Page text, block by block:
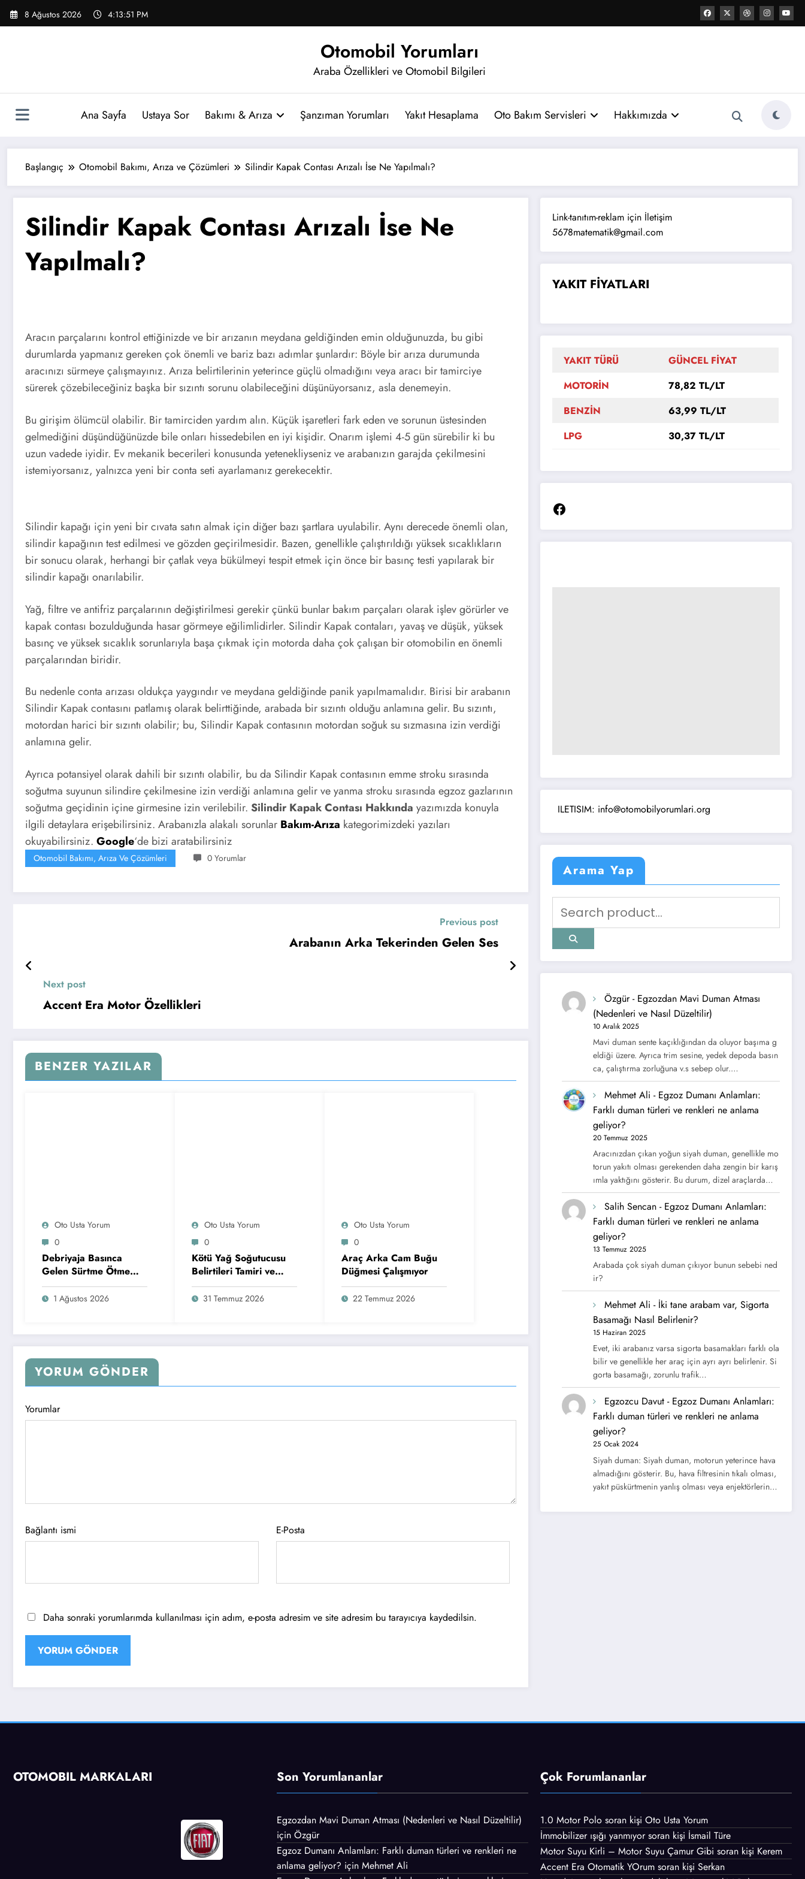
İçeriğe
atla
8 Ağustos 2026 4:13:51 PM
Otomobil Yorumları
Araba Özellikleri ve Otomobil Bilgileri
Ana Sayfa Ustaya Sor Bakımı & Arıza Şanzıman Yorumları Yakıt Hesaplama Oto Bakım Servisleri Hakkımızda
Başlangıç Otomobil Bakımı, Arıza ve Çözümleri Silindir Kapak Contası Arızalı İse Ne Yapılmalı?
Silindir Kapak Contası Arızalı İse Ne
Yapılmalı?
Aracın parçalarını kontrol ettiğinizde ve bir arızanın meydana geldiğinden emin olduğunuzda, bu gibi
durumlarda yapmanız gereken çok önemli ve bariz bazı adımlar şunlardır: Böyle bir arıza durumunda
aracınızı sürmeye çalışmayınız. Arıza belirtilerinin yeterince güçlü olmadığını veya aracı bir tamirciye
sürerek çözebileceğiniz başka bir sızıntı sorunu olabileceğini düşünüyorsanız, asla denemeyin.
Bu girişim ölümcül olabilir. Bir tamirciden yardım alın. Küçük işaretleri fark eden ve sorunun üstesinden
gelmediğini düşündüğünüzde bile onları hissedebilen en iyi kişidir. Onarım işlemi 4-5 gün sürebilir ki bu
uzun vadede iyidir. Ev mekanik becerileri konusunda yetenekliyseniz ve arabanızın garajda çekilmesini
istemiyorsanız, yalnızca yeni bir conta seti ayarlamanız gerekecektir.
Silindir kapağı için yeni bir cıvata satın almak için diğer bazı şartlara uyulabilir. Aynı derecede önemli olan,
silindir kapağının test edilmesi ve gözden geçirilmesidir. Bazen, genellikle çalıştırıldığı yüksek sıcaklıkların
bir sonucu olarak, herhangi bir çatlak veya bükülmeyi tespit etmek için önce bir basınç testi yapılarak bir
silindir kapağı onarılabilir.
Yağ, filtre ve antifriz parçalarının değiştirilmesi gerekir çünkü bunlar bakım parçaları olarak işlev görürler ve
kapak contası bozulduğunda hasar görmeye eğilimlidirler. Silindir Kapak contaları, yavaş ve düşük, yüksek
basınç ve yüksek sıcaklık sorunlarıyla başa çıkmak için motorda daha çok çalışan bir otomobilin en önemli
parçalarından biridir.
Bu nedenle conta arızası oldukça yaygındır ve meydana geldiğinde panik yapılmamalıdır. Birisi bir arabanın
Silindir Kapak contasını patlamış olarak belirttiğinde, arabada bir sızıntı olduğu anlamına gelir. Bu sızıntı,
motordan harici bir sızıntı olabilir; bu, Silindir Kapak contasının motordan soğuk su sızmasına izin verdiği
anlamına gelir.
Ayrıca potansiyel olarak dahili bir sızıntı olabilir, bu da Silindir Kapak contasının emme stroku sırasında
soğutma suyunun silindire çekilmesine izin verdiği anlamına gelir ve yanma stroku sırasında egzoz gazlarının
soğutma geçidinin içine girmesine izin verilebilir. Silindir Kapak Contası Hakkında yazımızda konuyla
ilgili detaylara erişebilirsiniz. Arabanızla alakalı sorunlar Bakım-Arıza kategorimizdeki yazıları
okuyabilirsiniz. Google‘de bizi aratabilirsiniz
Otomobil Bakımı, Arıza Ve Çözümleri 0 Yorumlar
Previous post
Arabanın Arka Tekerinden Gelen Ses
Next post
Accent Era Motor Özellikleri
BENZER YAZILAR
Oto Usta Yorum
0
Debriyaja Basınca
Gelen Sürtme Ötme
Sesi
1 Ağustos 2026
Oto Usta Yorum
0
Kötü Yağ Soğutucusu
Belirtileri Tamiri ve
Değişim Zaman
31 Temmuz 2026
Oto Usta Yorum
0
Araç Arka Cam Buğu
Düğmesi Çalışmıyor
22 Temmuz 2026
YORUM GÖNDER
Yorumlar
Bağlantı ismi E-Posta
Daha sonraki yorumlarımda kullanılması için adım, e-posta adresim ve site adresim bu tarayıcıya kaydedilsin.
Link-tanıtım-reklam için İletişim
5678matematik@gmail.com
YAKIT FİYATLARI
YAKIT TÜRÜ
GÜNCEL FİYAT
MOTORİN
78,82 TL/LT
BENZİN
63,99 TL/LT
LPG
30,37 TL/LT
Facebook
ILETISIM: info@otomobilyorumlari.org
Arama Yap
Özgür- Egzozdan Mavi Duman Atması
(Nedenleri ve Nasıl Düzeltilir)
10 Aralık 2025
Mavi duman sente kaçıklığından da oluyor başıma g
eldiği üzere. Ayrıca trim sesine, yedek depoda basın
ca, çalıştırma zorluğuna v.s sebep olur.…
Mehmet Ali - Egzoz Dumanı Anlamları:
Farklı duman türleri ve renkleri ne anlama
geliyor?
20 Temmuz 2025
Aracınızdan çıkan yoğun siyah duman, genellikle mo
torun yakıtı olması gerekenden daha zengin bir karış
ımla yaktığını gösterir. Bu durum, dizel araçlarda…
Salih Sencan - Egzoz Dumanı Anlamları:
Farklı duman türleri ve renkleri ne anlama
geliyor?
13 Temmuz 2025
Arabada çok siyah duman çıkıyor bunun sebebi ned
ir?
Mehmet Ali - İki tane arabam var, Sigorta
Basamağı Nasıl Belirlenir?
15 Haziran 2025
Evet, iki arabanız varsa sigorta basamakları farklı ola
bilir ve genellikle her araç için ayrı ayrı belirlenir. Si
gorta basamağı, zorunlu trafik…
Egzozcu Davut - Egzoz Dumanı Anlamları:
Farklı duman türleri ve renkleri ne anlama
geliyor?
25 Ocak 2024
Siyah duman: Siyah duman, motorun yeterince hava
almadığını gösterir. Bu, hava filtresinin tıkalı olması,
yakıt püskürtmenin yanlış olması veya enjektörlerin…
OTOMOBİL MARKALARI Son Yorumlananlar
Egzozdan Mavi Duman Atması (Nedenleri ve Nasıl Düzeltilir)
içinÖzgür
Egzoz Dumanı Anlamları: Farklı duman türleri ve renkleri ne
anlama geliyor? içinMehmet Ali
Çok Forumlananlar
1.0 Motor Polo soran kişiOto Usta Yorum
İmmobilizer ışığı yanmıyorsoran kişi İsmail Türe
Motor Suyu Kirli – Motor Suyu Çamur Gibi soran kişi Kerem
Accent Era Otomatik YOrum soran kişi Serkan